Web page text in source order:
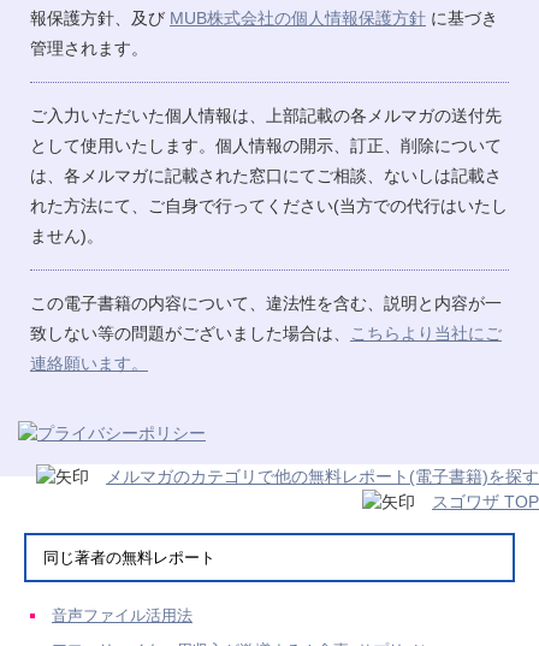
報保護方針、及び MUB株式会社の個人情報保護方針 に基づき
管理されます。
ご入力いただいた個人情報は、上部記載の各メルマガの送付先
として使用いたします。個人情報の開示、訂正、削除について
は、各メルマガに記載された窓口にてご相談、ないしは記載さ
れた方法にて、ご自身で行ってください(当方での代行はいたし
ません)。
この電子書籍の内容について、違法性を含む、説明と内容が一
致しない等の問題がございました場合は、
こちらより当社にご
連絡願います。
メルマガのカテゴリで他の無料レポート(電子書籍)を探す
スゴワザ TOP
同じ著者の無料レポート
音声ファイル活用法